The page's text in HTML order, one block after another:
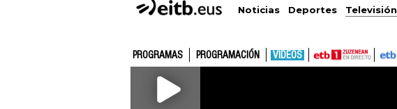
Noticias Deportes Televisión
PROGRAMAS PROGRAMACIÓN VÍDEOS